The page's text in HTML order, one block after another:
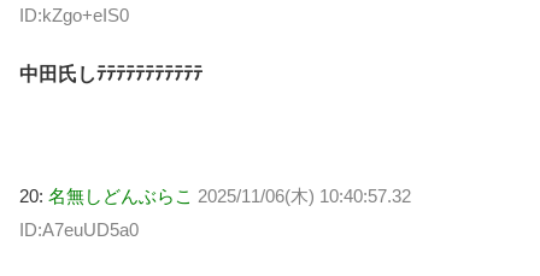
ID:kZgo+eIS0
中田氏しﾃﾃﾃﾃﾃﾃﾃﾃﾃﾃﾃ
20: 名無しどんぶらこ 2025/11/06(木) 10:40:57.32
ID:A7euUD5a0